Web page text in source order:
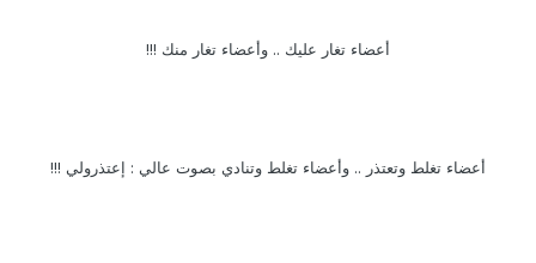
أعضاء تغار عليك .. وأعضاء تغار منك !!!
أعضاء تغلط وتعتذر .. وأعضاء تغلط وتنادي بصوت عالي : إعتذرولي !!!